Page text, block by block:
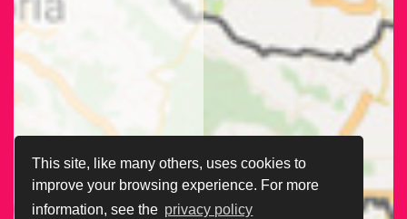
This site, like many others, uses cookies to
improve your browsing experience. For more
information, see the privacy policy